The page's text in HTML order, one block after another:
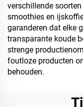
verschillende
smoothies en
garanderen dat elke
transparante koude
strenge
foutloze producten
behouden.